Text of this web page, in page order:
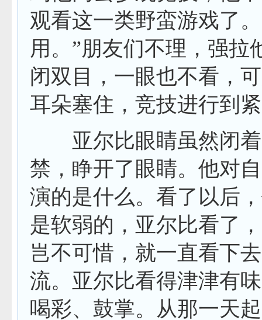
观看这一类野蛮游戏了
用。”朋友们不理，强拉
闭双目，一眼也不看，
耳朵塞住，竞技进行到
亚尔比眼睛虽然闭着
禁，睁开了眼睛。他对
演的是什么。看了以后
是软弱的，亚尔比看了
岂不可惜，就一直看下
流。亚尔比看得津津有
喝彩、鼓掌。从那一天